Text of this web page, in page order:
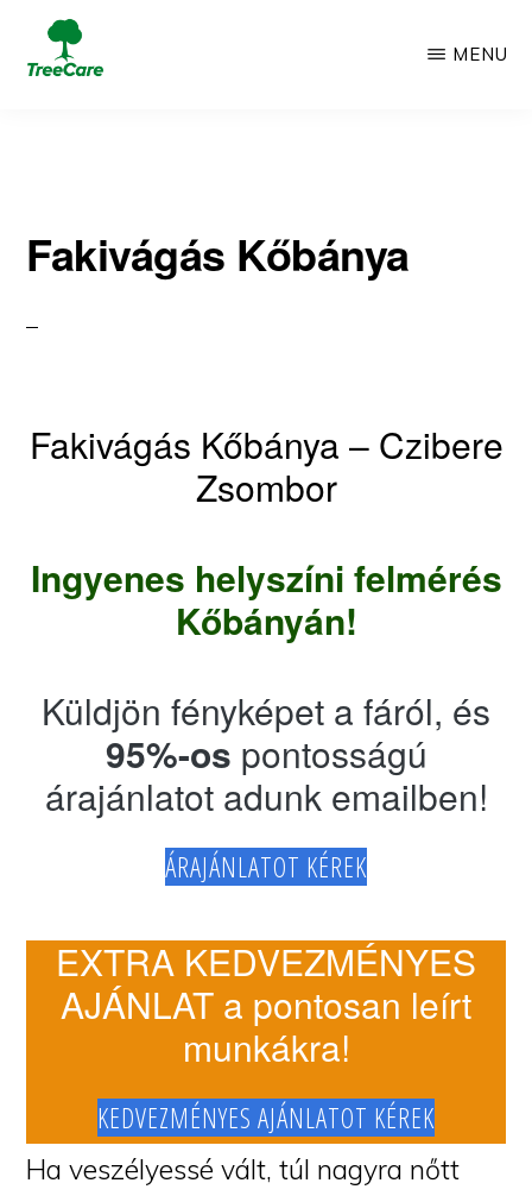
Skip
WordPress
oldal
MENU
Fakivágás Kőbánya
Fakivágás Kőbánya – Czibere
Zsombor
Ingyenes helyszíni felmérés
Kőbányán!
Küldjön fényképet a fáról, és
95%-os pontosságú
árajánlatot adunk emailben!
ÁRAJÁNLATOT KÉREK
EXTRA KEDVEZMÉNYES
AJÁNLAT a pontosan leírt
munkákra!
KEDVEZMÉNYES AJÁNLATOT KÉREK
Ha veszélyessé vált, túl nagyra nőtt